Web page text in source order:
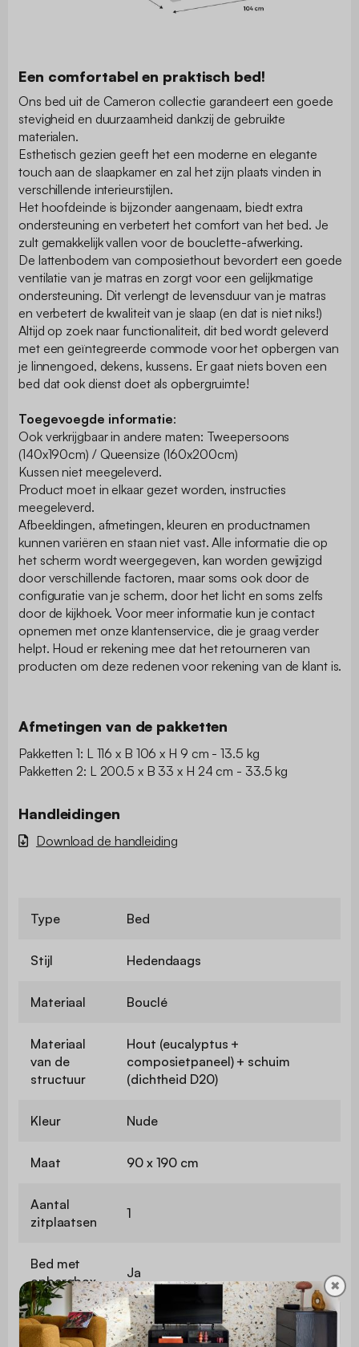
Een comfortabel en praktisch bed!
Ons bed uit de Cameron collectie garandeert een goede
stevigheid en duurzaamheid dankzij de gebruikte
materialen.
Esthetisch gezien geeft het een moderne en elegante
touch aan de slaapkamer en zal het zijn plaats vinden in
verschillende interieurstijlen.
Het hoofdeinde is bijzonder aangenaam, biedt extra
ondersteuning en verbetert het comfort van het bed. Je
zult gemakkelijk vallen voor de bouclette-afwerking.
De lattenbodem van composiethout bevordert een goede
ventilatie van je matras en zorgt voor een gelijkmatige
ondersteuning. Dit verlengt de levensduur van je matras
en verbetert de kwaliteit van je slaap (en dat is niet niks!)
Altijd op zoek naar functionaliteit, dit bed wordt geleverd
met een geïntegreerde commode voor het opbergen van
je linnengoed, dekens, kussens. Er gaat niets boven een
bed dat ook dienst doet als opbergruimte!
Toegevoegde informatie:
Ook verkrijgbaar in andere maten: Tweepersoons
(140x190cm) / Queensize (160x200cm)
Kussen niet meegeleverd.
Product moet in elkaar gezet worden, instructies
meegeleverd.
Afbeeldingen, afmetingen, kleuren en productnamen
kunnen variëren en staan niet vast. Alle informatie die op
het scherm wordt weergegeven, kan worden gewijzigd
door verschillende factoren, maar soms ook door de
configuratie van je scherm, door het licht en soms zelfs
door de kijkhoek. Voor meer informatie kun je contact
opnemen met onze klantenservice, die je graag verder
helpt. Houd er rekening mee dat het retourneren van
producten om deze redenen voor rekening van de klant is.
Afmetingen van de pakketten
Pakketten 1: L 116 x B 106 x H 9 cm - 13.5 kg
Pakketten 2: L 200.5 x B 33 x H 24 cm - 33.5 kg
Handleidingen
Download de handleiding
Type Bed
Stijl Hedendaags
Materiaal Bouclé
Materiaal
van de
structuur
Hout (eucalyptus +
composietpaneel) + schuim
(dichtheid D20)
Kleur Nude
Maat 90 x 190 cm
Aantal
zitplaatsen
1
Bed met
opbergbox
Ja
Opbergbox Ja
✖